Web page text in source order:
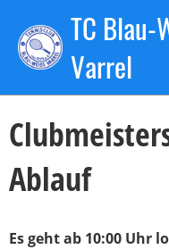
TC Blau-
Varrel
Zurück
, Sanchez de la
Ablauf
Es geht ab 10:00 Uhr